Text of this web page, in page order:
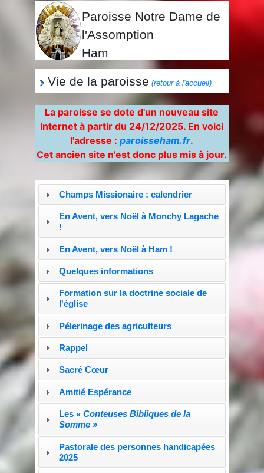
Paroisse Notre Dame de
l'Assomption
Ham
Vie de la paroisse (retour à l'accueil)
La paroisse se dote d'un nouveau site
Internet à partir du 24/12/2025. En voici
l'adresse :paroisseham.fr.
Cet ancien site n'est donc plus mis à jour.
Champs Missionaire : calendrier
En Avent, vers Noël à Monchy Lagache
!
En Avent, vers Noël à Ham !
Quelques informations
Formation sur la doctrine sociale de
l'église
Pélerinage des agriculteurs
Rappel
Sacré Cœur
Amitié Espérance
Les « Conteuses Bibliques de la
Somme »
Pastorale des personnes handicapées
2025